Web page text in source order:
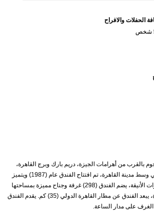
الحفلات والافراح
الواحة ذو الـ(4) نجوم بالقرب من أهرامات الجيزة، دريم بارك وبرج القاهرة،
لذلك يعتبر موقعه مميزة في وسط مدينة القاهرة، تم افتتاح الفندق عام (1987) ويتميز
بالتصميم العصري والديكورات الأنيقة، يضم الفندق (298) غرفة وجناح مميزة بمساحتها
الواسعة وإطلالاتها الساحرة، يبعد الفندق عن مطار القاهرة الدولي (35) كم. يقدم الفندق
على مدار الساعة.